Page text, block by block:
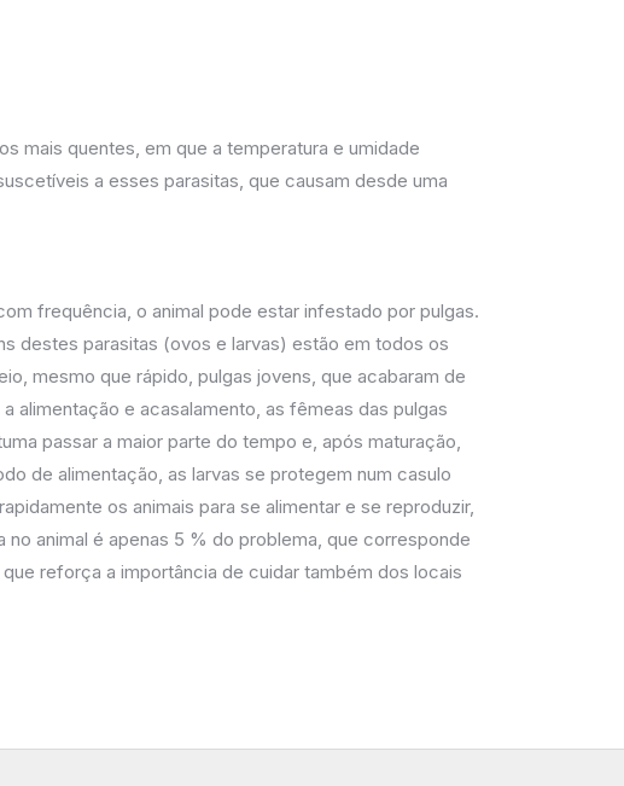
mais quentes, em que a temperatura e umidade
a esses parasitas, que causam desde uma
frequência, o animal pode estar infestado por pulgas.
destes parasitas (ovos e larvas) estão em todos os
mesmo que rápido, pulgas jovens, que acabaram de
alimentação e acasalamento, as fêmeas das pulgas
passar a maior parte do tempo e, após maturação,
de alimentação, as larvas se protegem num casulo
os animais para se alimentar e se reproduzir,
animal é apenas 5 % do problema, que corresponde
reforça a importância de cuidar também dos locais